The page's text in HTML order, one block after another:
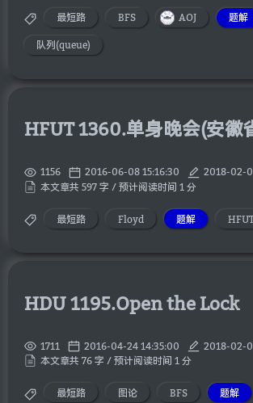
最短路 BFS AOJ 题解
队列(queue)
1156 2016-06-08 15:16:30
2018-02-
本文章共 597 字 / 预计阅读时间 1 分
最短路 Floyd 题解
HDU 1195.Open the Lock
1711 2016-04-24 14:35:00
2018-02-
本文章共 76 字 / 预计阅读时间 1 分
最短路 图论 BFS 题解